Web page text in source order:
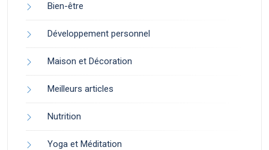
Bien-être
Développement personnel
Maison et Décoration
Meilleurs articles
Nutrition
Yoga et Méditation